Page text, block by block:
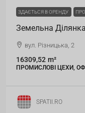
ЗДАЄТЬСЯ В ОРЕНДУ
Земельна
вул. Різницька, 2
16309,52 m²
ПРОМИСЛОВІ ЦЕХИ,
SPATII.RO